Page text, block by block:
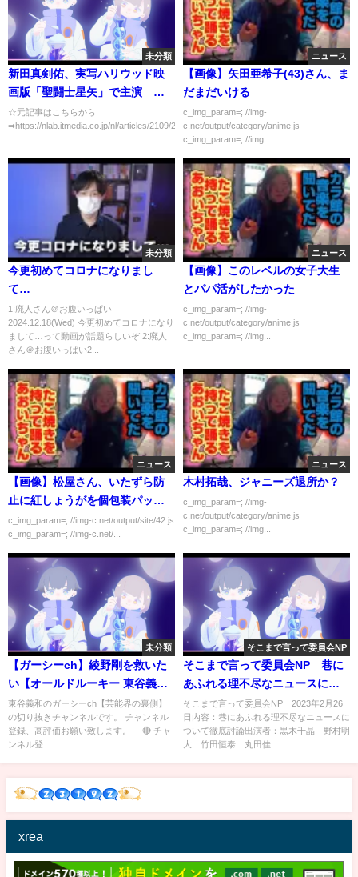
未分類
新田真剣佑、実写ハリウッド映
画版「聖闘士星矢」で主演 仕
上がり期待する声も「早く作品
が観たい」【#1分エンタ】
☆元記事はこちらから
➡https://nlab.itmedia.co.jp/nl/articles/2109/22/news...
ニュース
【画像】矢田亜希子(43)さん、ま
だまだいける
c_img_param=; //img-
c.net/output/category/anime.js
c_img_param=; //img...
未分類
今更初めてコロナになりまし
て…
1:廃人さん＠お腹いっぱい
2024.12.18(Wed) 今更初めてコロナになり
まして…って動画が話題らしいぞ 2:廃人
さん＠お腹いっぱい2...
ニュース
【画像】このレベルの女子大生
とパパ活がしたかった
c_img_param=; //img-
c.net/output/category/anime.js
c_img_param=; //img...
ニュース
【画像】松屋さん、いたずら防
止に紅しょうがを個包装パック
にしてしまう
c_img_param=; //img-c.net/output/site/42.js
c_img_param=; //img-c.net/...
ニュース
木村拓哉、ジャニーズ退所か？
c_img_param=; //img-
c.net/output/category/anime.js
c_img_param=; //img...
未分類
【ガーシーch】綾野剛を救いた
い【オールドルーキー 東谷義和
切り抜き】
東谷義和のガーシーch【芸能界の裏側】
の切り抜きチャンネルです。 チャンネル
登録、高評価お願い致します。 🔴 チャ
ンネル登...
そこまで言って委員会NP
そこまで言って委員会NP 巷に
あふれる理不尽なニュースにつ
いて徹底討論 2月26日
そこまで言って委員会NP 2023年2月26
日内容：巷にあふれる理不尽なニュースに
ついて徹底討論出演者：黒木千晶 野村明
大 竹田恒泰 丸田佳...
xrea